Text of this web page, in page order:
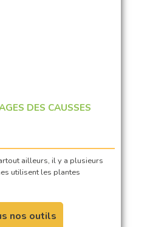
DES CAUSSES
ailleurs, il y a plusieurs
utilisent les plantes
nos outils